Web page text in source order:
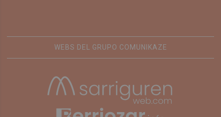
WEBS DEL GRUPO COMUNIKAZE